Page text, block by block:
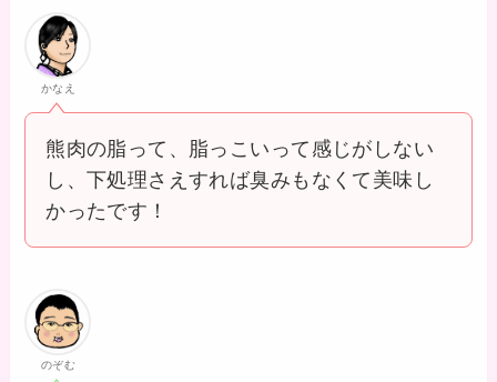
かなえ
熊肉の脂って、脂っこいって感じがしない
し、下処理さえすれば臭みもなくて美味し
かったです！
のぞむ